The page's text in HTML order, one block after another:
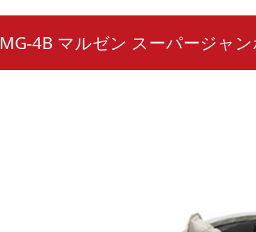
MG-4B マルゼン スーパージャ